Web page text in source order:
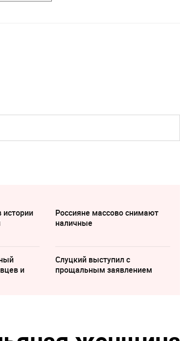
истории
Россияне массово снимают
наличные
и
Слуцкий выступил с
прощальным заявлением